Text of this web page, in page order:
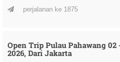
perjalanan ke 1875
Open Trip Pulau Pahawang 02
2026, Dari Jakarta